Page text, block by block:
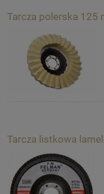
Tarcza polerska 125
Tarcza listkowa